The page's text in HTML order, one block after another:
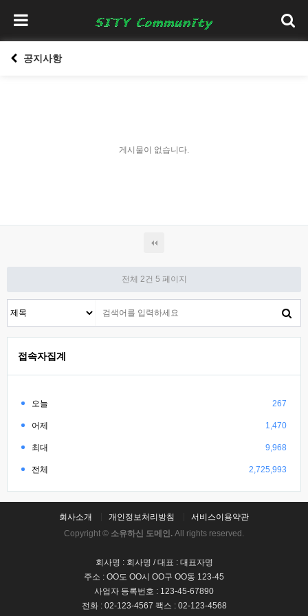
공지사항
게시물이 없습니다.
전체 2건 5 페이지
접속자집계
오늘 267
어제 1,470
최대 9,968
전체 2,725,993
회사소개 개인정보처리방침
서비스이용약관
Copyright © 소유하신 도메인. All rights reserved.
회사명 : 회사명 / 대표 : 대표자명
주소 : OO도 OO시 OO구 OO동 123-45
사업자 등록번호 : 123-45-67890
전화 : 02-123-4567 팩스 : 02-123-4568